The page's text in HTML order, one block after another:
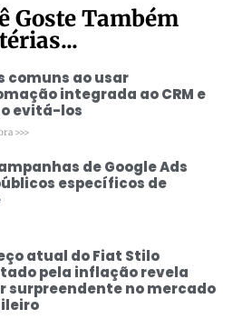
Goste Também
comuns ao usar
integrada ao CRM e
evitá-los
>>>
de Google Ads
específicos de
atual do Fiat Stilo
pela inflação revela
surpreendente no mercado